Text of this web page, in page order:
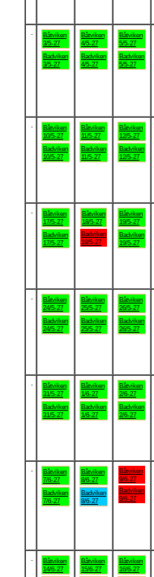
Båtviken
3/5-27
Badviken
3/5-27
Båtviken
4/5-27
Badviken
4/5-27
Båtviken
5/5-27
Badviken
5/5-27
Båtviken
10/5-27
Badviken
10/5-27
Båtviken
11/5-27
Badviken
11/5-27
Båtviken
12/5-27
Badviken
12/5-27
Båtviken
17/5-27
Badviken
17/5-27
Båtviken
18/5-27
Badviken
18/5-27
Båtviken
19/5-27
Badviken
19/5-27
Båtviken
24/5-27
Badviken
24/5-27
Båtviken
25/5-27
Badviken
25/5-27
Båtviken
26/5-27
Badviken
26/5-27
Båtviken
31/5-27
Badviken
31/5-27
Båtviken
1/6-27
Badviken
1/6-27
Båtviken
2/6-27
Badviken
2/6-27
Båtviken
7/6-27
Badviken
7/6-27
Båtviken
8/6-27
Badviken
8/6-27
Båtviken
9/6-27
Badviken
9/6-27
Båtviken
14/6-27
Båtviken
15/6-27
Båtviken
16/6-27